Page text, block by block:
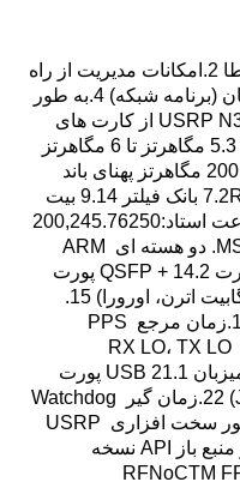
MS / s 11. Xilinx Zynq-7100 SoC 12. دو هسته ای ARM
RJ45 ((1 GbE) 16. مرجع ساعت 17.زمان مرجع PPS
18پورتهای ورودی و خروجی خارجی RX LO، TX LO
میکرو USB (کنسول سریالی، JTAG) 22.زمان گیر Watchdog
23.OpenEmbedded Linux 24.درایور سخت افزاری USRP